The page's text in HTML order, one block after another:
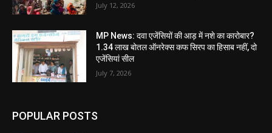
July 12, 2026
MP News: दवा एजेंसियों की आड़ में नशे का कारोबार?
1.34 लाख बोतल ऑनरेक्स कफ सिरप का हिसाब नहीं, दो
एजेंसियां सील
July 7, 2026
POPULAR POSTS